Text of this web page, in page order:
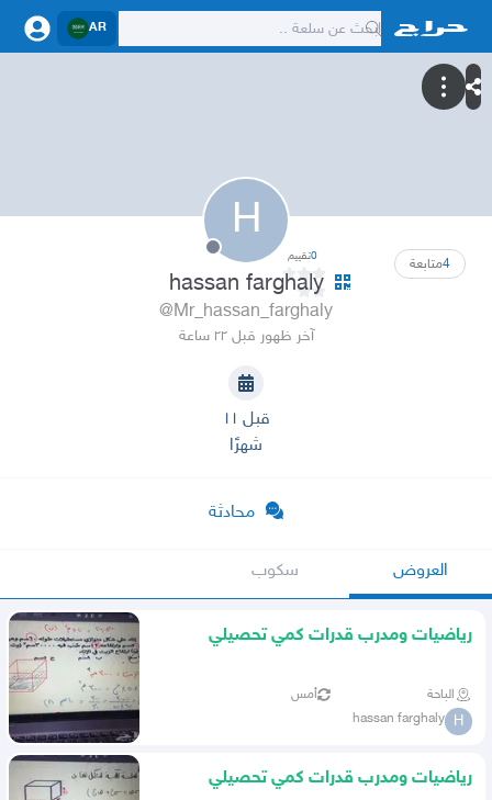
AR
H
4متابعة 0تقييم
hassan farghaly
@Mr_hassan_farghaly
آخر ظهور قبل ٢٢ ساعة
قبل ١١
شهرًا
محادثة
العروض سكوب
رياضيات ومدرب قدرات كمي تحصيلي
الباحة أمس
H
hassan farghaly
رياضيات ومدرب قدرات كمي تحصيلي